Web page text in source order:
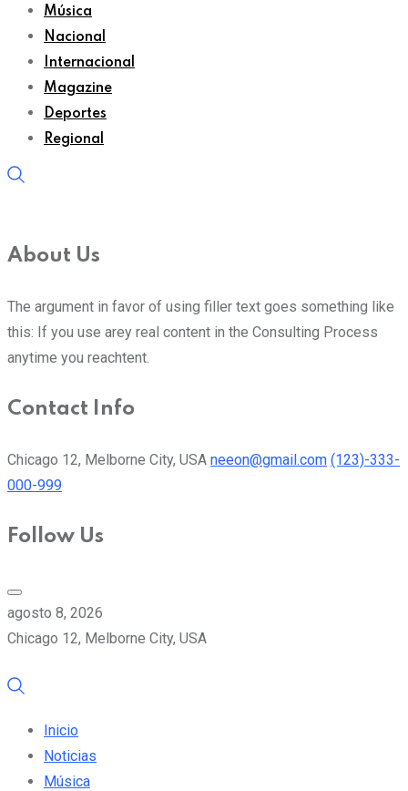
Música
Nacional
Internacional
Magazine
Deportes
Regional
About Us
The argument in favor of using filler text goes something like
this: If you use arey real content in the Consulting Process
anytime you reachtent.
Contact Info
Chicago 12, Melborne City, USA neeon@gmail.com (123)-333-
000-999
Follow Us
agosto 8, 2026
Chicago 12, Melborne City, USA
Inicio
Noticias
Música